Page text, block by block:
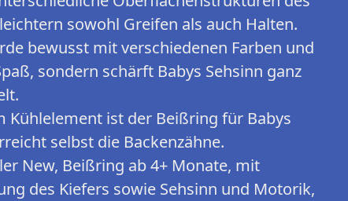
sowohl Greifen als auch Halten.
bewusst mit verschiedenen Farben und
sondern schärft Babys Sehsinn ganz
Kühlelement ist der Beißring für Babys
selbst die Backenzähne.
New, Beißring ab 4+ Monate, mit
des Kiefers sowie Sehsinn und Motorik,